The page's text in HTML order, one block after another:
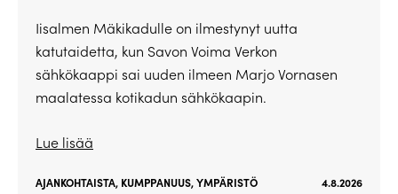
Iisalmen Mäkikadulle on ilmestynyt uutta
katutaidetta, kun Savon Voima Verkon
sähkökaappi sai uuden ilmeen Marjo Vornasen
maalatessa kotikadun sähkökaapin.
Lue lisää
AJANKOHTAISTA, KUMPPANUUS,YMPÄRISTÖ 4.8.2026